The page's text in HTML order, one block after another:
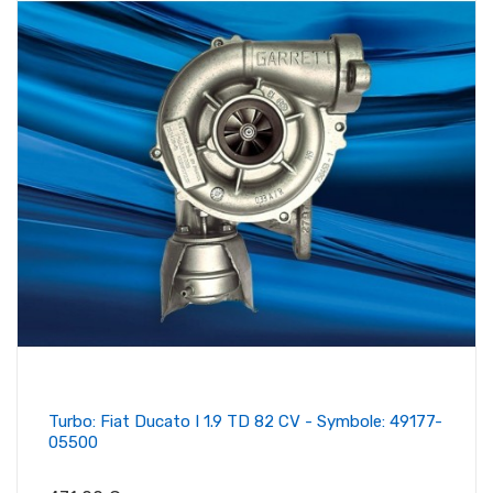
Turbo: Fiat Ducato I 1.9 TD 82 CV - Symbole: 49177-
05500